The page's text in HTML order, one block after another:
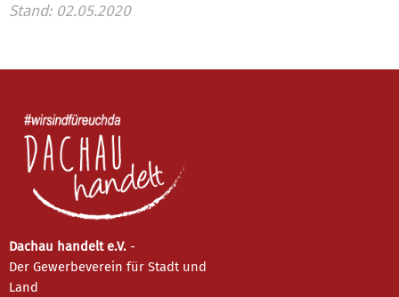
Stand: 02.05.2020
Dachau handelt e.V. -
Der Gewerbeverein für Stadt und
Land